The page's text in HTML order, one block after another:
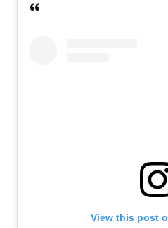
View this post